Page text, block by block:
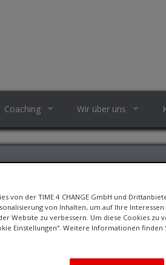
Coaching Wir über uns
von der TIME 4 CHANGE GmbH und
von Inhalten, um auf Ihre
Website zu verbessern. Um diese Cookies zu
Einstellungen“. Weitere Informationen finden